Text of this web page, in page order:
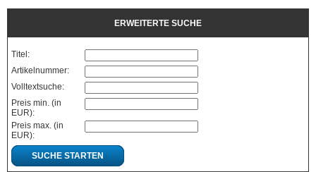
ERWEITERTE SUCHE
Titel:
Artikelnummer:
Volltextsuche:
Preis min. (in
EUR):
Preis max. (in
EUR):
SUCHE STARTEN